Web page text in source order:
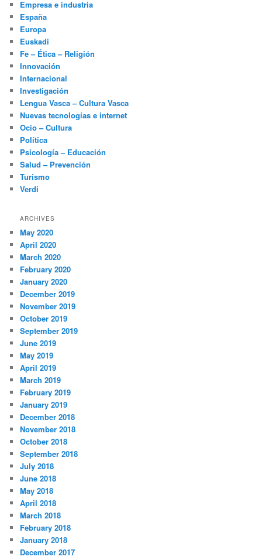
Empresa e industria
España
Europa
Euskadi
Fe – Ética – Religión
Innovación
Internacional
Investigación
Lengua Vasca – Cultura Vasca
Nuevas tecnologías e internet
Ocio – Cultura
Política
Psicología – Educación
Salud – Prevención
Turismo
Verdi
ARCHIVES
May 2020
April 2020
March 2020
February 2020
January 2020
December 2019
November 2019
October 2019
September 2019
June 2019
May 2019
April 2019
March 2019
February 2019
January 2019
December 2018
November 2018
October 2018
September 2018
July 2018
June 2018
May 2018
April 2018
March 2018
February 2018
January 2018
December 2017